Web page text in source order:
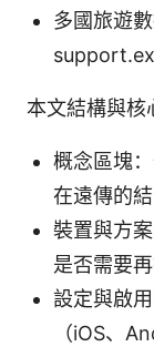
多國旅遊
本文結構與核
概念區塊
在遠傳的
裝置與方
是否需要
設定與啟
（iOS、